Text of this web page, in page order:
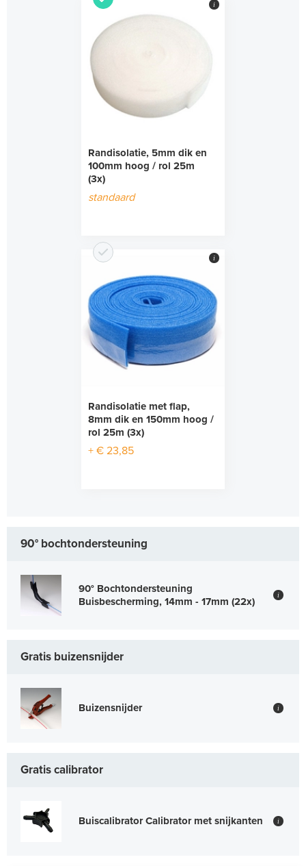
Randisolatie, 5mm dik en
100mm hoog / rol 25m
(3x)
standaard
i
Randisolatie met flap,
8mm dik en 150mm hoog /
rol 25m (3x)
+ € 23,85
i
90° bochtondersteuning
90° Bochtondersteuning
Buisbescherming, 14mm - 17mm (22x)
i
Gratis buizensnijder
Buizensnijder i
Gratis calibrator
Buiscalibrator Calibrator met snijkanten i